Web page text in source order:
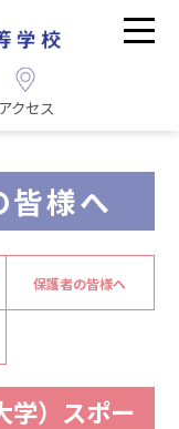
アクセス
皆様へ
保護者の皆様へ
学）スポー